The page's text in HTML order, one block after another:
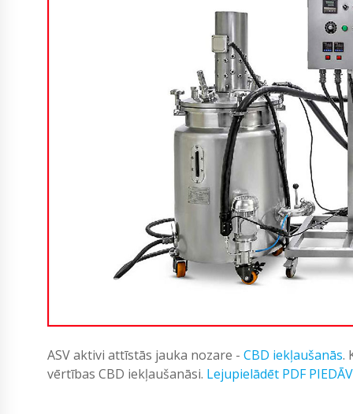
ASV aktivi attīstās jauka nozare - CBD iekļaušanās.
vērtības CBD iekļaušanāsi. Lejupielādēt PDF